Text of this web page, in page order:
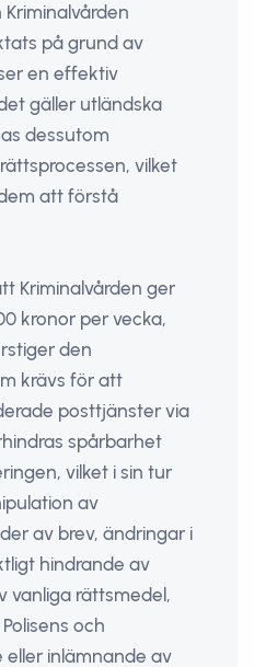
på grund av
en effektiv
gäller utländska
dessutom
vilket
att förstå
Kriminalvården ger
kronor per vecka,
den
krävs för att
posttjänster via
spårbarhet
vilket i sin tur
av
av brev, ändringar i
hindrande av
vanliga rättsmedel,
och
inlämnande av